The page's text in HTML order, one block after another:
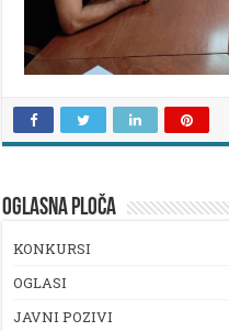
OGLASNA PLOČA
KONKURSI
OGLASI
JAVNI POZIVI